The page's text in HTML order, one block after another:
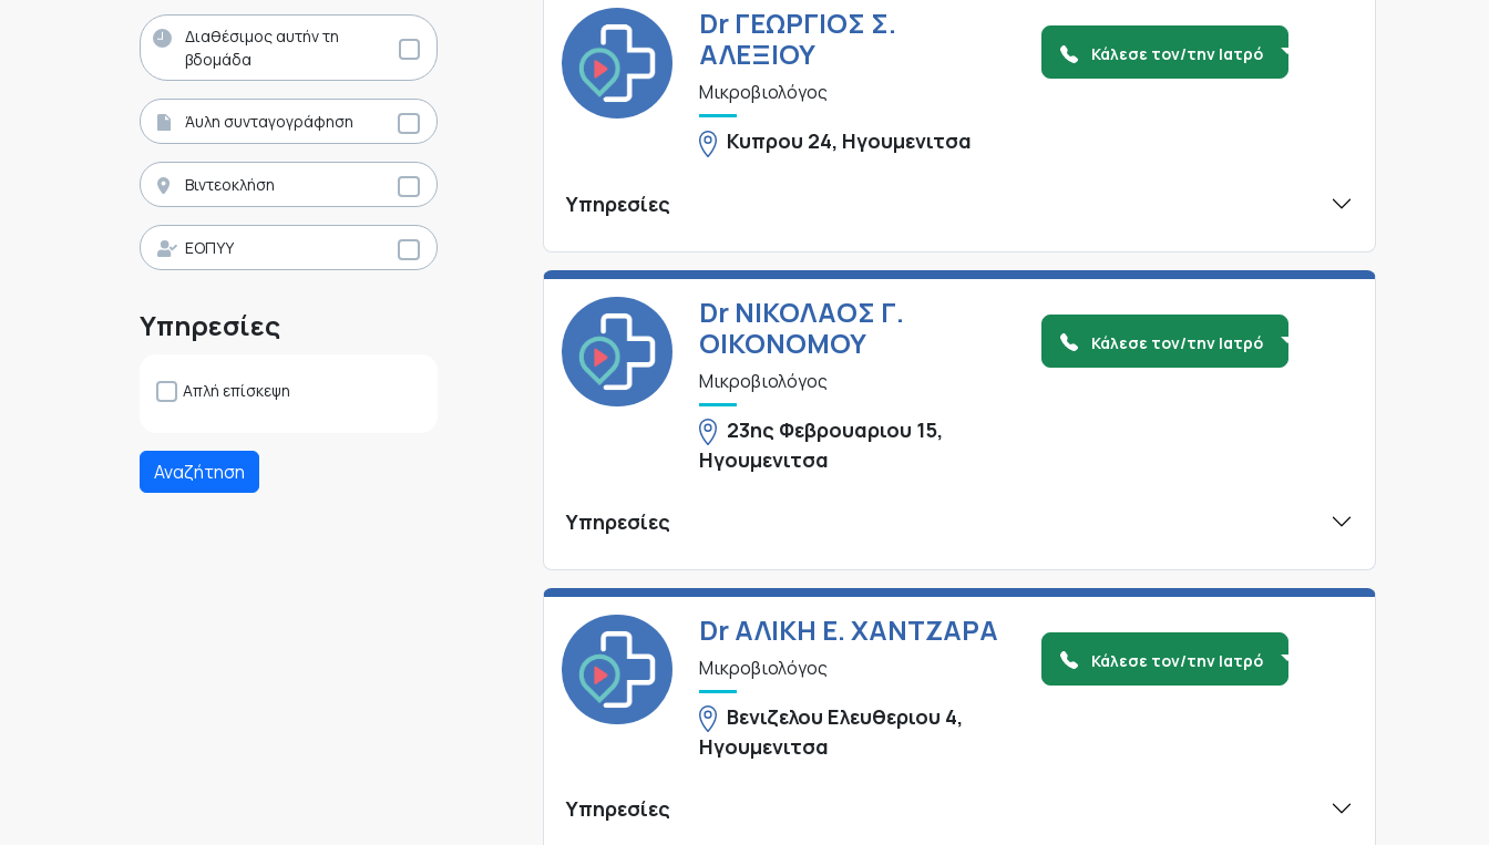
Διαθέσιμος αυτήν τη
βδομάδα
Άυλη συνταγογράφηση
Βιντεοκλήση
ΕΟΠΥΥ
Υπηρεσίες
Απλή επίσκεψη
Αναζήτηση
Dr ΓΕΩΡΓΙΟΣ Σ.
ΑΛΕΞΙΟΥ
Μικροβιολόγος
Κυπρου 24, Ηγουμενιτσα
Κάλεσε τον/την Ιατρό
Υπηρεσίες
Dr ΝΙΚΟΛΑΟΣ Γ.
ΟΙΚΟΝΟΜΟΥ
Μικροβιολόγος
23ης Φεβρουαριου 15,
Ηγουμενιτσα
Κάλεσε τον/την Ιατρό
Υπηρεσίες
Dr ΑΛΙΚΗ Ε. ΧΑΝΤΖΑΡΑ
Μικροβιολόγος
Βενιζελου Ελευθεριου 4,
Ηγουμενιτσα
Κάλεσε τον/την Ιατρό
Υπηρεσίες